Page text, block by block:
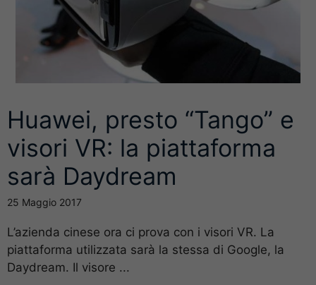
Huawei, presto “Tango” e
visori VR: la piattaforma
sarà Daydream
25 Maggio 2017
L’azienda cinese ora ci prova con i visori VR. La
piattaforma utilizzata sarà la stessa di Google, la
Daydream. Il visore ...